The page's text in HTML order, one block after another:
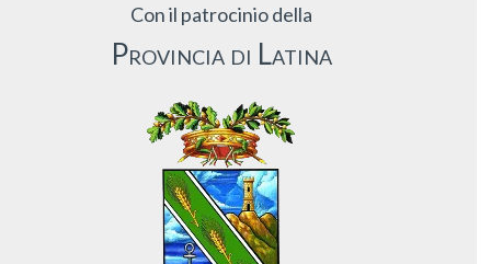
Con il patrocinio della
Provincia di Latina